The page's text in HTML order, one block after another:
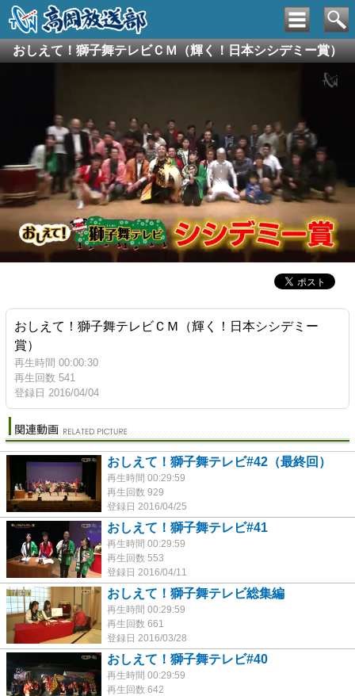
おしえて！獅子舞テレビＣＭ（輝く！日本シシデミー賞）
おしえて！獅子舞テレビＣＭ（輝く！日本シシデミー
賞）
再生時間 00:00:30
再生回数 541
登録日 2016/04/04
おしえて！獅子舞テレビ#42（最終回）
再生時間 00:29:59
再生回数 929
登録日 2016/04/25
おしえて！獅子舞テレビ#41
再生時間 00:29:59
再生回数 553
登録日 2016/04/11
おしえて！獅子舞テレビ総集編
再生時間 00:29:59
再生回数 661
登録日 2016/03/28
おしえて！獅子舞テレビ#40
再生時間 00:29:59
再生回数 642